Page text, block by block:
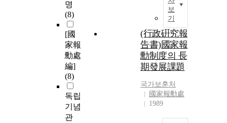
명
(8)
[國
家報
勳處
編]
(8)
독립
기념
관
보
기
(行政硏究報
告書)國家報
勳制度의 長
期發展課題
국가보훈처
國家報勳處
1989